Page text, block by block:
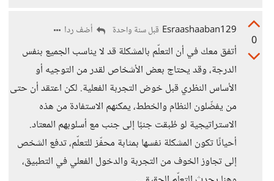
0
Esraashaaban129 قبل سنة واحدة أضف ردا
أتفق معك في أن التعلّم بالمشكلة قد لا يناسب الجميع بنفس
الدرجة، وقد يحتاج بعض الأشخاص لقدر من التوجيه أو
الأساس النظري قبل خوض التجربة الفعلية. لكن اعتقد أن حتى
من يفضّلون النظام والخطط، يمكنهم الاستفادة من هذه
الاستراتيجية لو طُبقت جنبًا إلى جنب مع أسلوبهم المعتاد.
أحيانًا تكون المشكلة نفسها بمثابة محفّز للتعلّم، تدفع الشخص
إلى تجاوز الخوف من التجربة والدخول الفعلي في التطبيق،